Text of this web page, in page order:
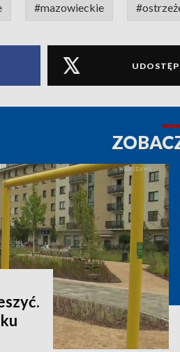
#mazowieckie